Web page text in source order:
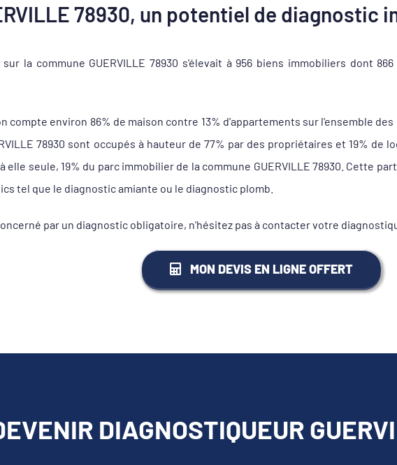
78930, un potentiel de diagnostic
la commune GUERVILLE 78930 s'élevait à 956 biens immobiliers dont
compte environ 86% de maison contre 13% d'appartements sur l'ensemble
78930 sont occupés à hauteur de 77% par des propriétaires et 19%
elle seule, 19% du parc immobilier de la commune GUERVILLE 78930. Cette
tel que le diagnostic amiante ou le diagnostic plomb.
par un diagnostic obligatoire, n'hésitez pas à contacter votre
MON DEVIS EN LIGNE OFFERT
DIAGNOSTIQUEUR